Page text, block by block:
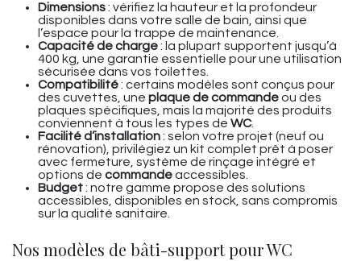
Dimensions: vérifiez la hauteur et la profondeur
disponibles dans votre salle de bain, ainsi que
l’espace pour la trappe de maintenance.
Capacité de charge: la plupart supportent jusqu’à
400 kg, une garantie essentielle pour une utilisation
sécurisée dans vos toilettes.
Compatibilité: certains modèles sont conçus pour
des cuvettes, une plaque de commandeou des
plaques spécifiques, mais la majorité des produits
conviennent à tous les types de WC.
Facilité d’installation: selon votre projet (neuf ou
rénovation), privilégiez un kit complet prêt à poser
avec fermeture, système de rinçage intégré et
options de commandeaccessibles.
Budget: notre gamme propose des solutions
accessibles, disponibles en stock, sans compromis
sur la qualité sanitaire.
Nos modèles de bâti-support pour WC